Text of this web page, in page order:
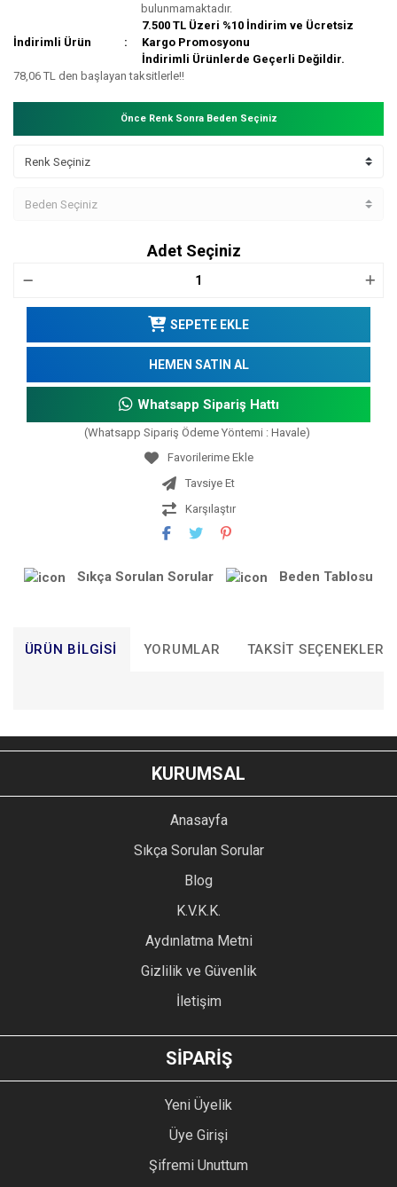
bulunmamaktadır.
İndirimli Ürün
7.500 TL Üzeri %10 İndirim ve Ücretsiz
Kargo Promosyonu
İndirimli Ürünlerde Geçerli Değildir.
78,06 TL den başlayan taksitlerle!!
Önce Renk Sonra Beden Seçiniz
Adet Seçiniz
SEPETE EKLE
HEMEN SATIN AL
Whatsapp Sipariş Hattı
(Whatsapp Sipariş Ödeme Yöntemi : Havale)
Tavsiye Et
Karşılaştır
Sıkça Sorulan Sorular Beden Tablosu
ÜRÜN BILGISI YORUMLAR TAKSIT SEÇENEKLERI
YORUM YAZ
Bu ürünün fiyat bilgisi, resim, ürün açıklamalarında ve diğer
konularda yetersiz gördüğünüz noktaları öneri formunu
kullanarak tarafımıza iletebilirsiniz.
Ürün resmi kalitesiz, bozuk veya görüntülenemiyor.
Ürün açıklamasında eksik bilgiler bulunuyor.
Ürün bilgilerinde hatalar bulunuyor.
Ürün fiyatı diğer sitelerden daha pahalı.
GÖNDER
KURUMSAL
Anasayfa
Sıkça Sorulan Sorular
Blog
K.V.K.K.
Aydınlatma Metni
Gizlilik ve Güvenlik
İletişim
SİPARİŞ
Yeni Üyelik
Üye Girişi
Şifremi Unuttum